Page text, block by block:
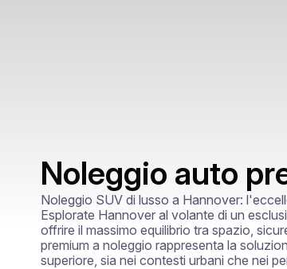
Noleggio auto
Noleggio SUV di lusso a Hannover:
Esplorate Hannover al volante di un
offrire il massimo equilibrio tra spazio,
premium a noleggio rappresenta la
superiore, sia nei contesti urbani che nei